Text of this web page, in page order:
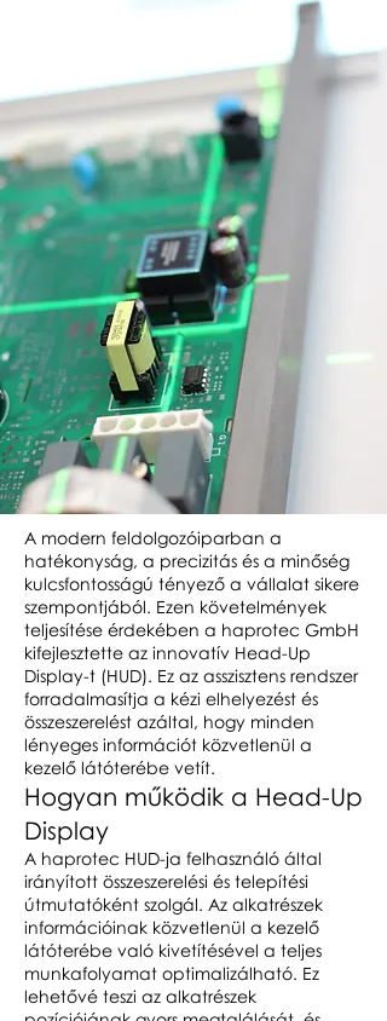
A modern feldolgozóiparban a
hatékonyság, a precizitás és a minőség
kulcsfontosságú tényező a vállalat sikere
szempontjából. Ezen követelmények
teljesítése érdekében a haprotec GmbH
kifejlesztette az innovatív Head-Up
Display-t (HUD). Ez az asszisztens rendszer
forradalmasítja a kézi elhelyezést és
összeszerelést azáltal, hogy minden
lényeges információt közvetlenül a
kezelő látóterébe vetít.
Hogyan működik a Head-Up
Display
A haprotec HUD-ja felhasználó által
irányított összeszerelési és telepítési
útmutatóként szolgál. Az alkatrészek
információinak közvetlenül a kezelő
látóterébe való kivetítésével a teljes
munkafolyamat optimalizálható. Ez
lehetővé teszi az alkatrészek